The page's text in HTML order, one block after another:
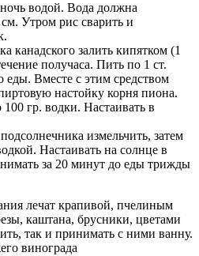
ночь водой. Вода должна
Утром рис сварить и
канадского залить кипятком (1
получаса. Пить по 1 ст.
еды. Вместе с этим средством
настойку корня пиона.
100 гр. водки. Настаивать в
измельчить, затем
Настаивать на солнце в
за 20 минут до еды трижды
лечат крапивой, пчелиным
каштана, брусники, цветами
так и принимать с ними ванну.
винограда